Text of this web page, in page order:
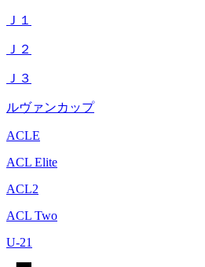
Ｊ１
Ｊ２
Ｊ３
ルヴァンカップ
ACLE
ACL Elite
ACL2
ACL Two
U-21